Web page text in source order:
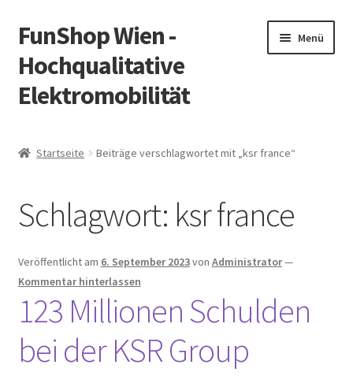
Zur
Navigation
springen
Zum
Inhalt
springen
FunShop Wien -
Hochqualitative
Elektromobilität
Menü
Vorsicht Internetbetrug
Über FunShop
Impressum
Zum Onlineshop in der Web Version
Startseite Beiträge verschlagwortet mit „ksr france“
Schlagwort: ksr france
Veröffentlicht am 6. September 2023von Administrator—
Kommentar hinterlassen
123 Millionen Schulden
bei der KSR Group